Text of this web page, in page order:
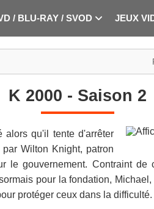
/ BLU-RAY / SVOD JEUX
K 2000 - Saison 2
alors qu'il tente d'arrêter
Wilton Knight, patron
le gouvernement. Contraint de
pour la fondation,
protéger ceux dans la difficulté.